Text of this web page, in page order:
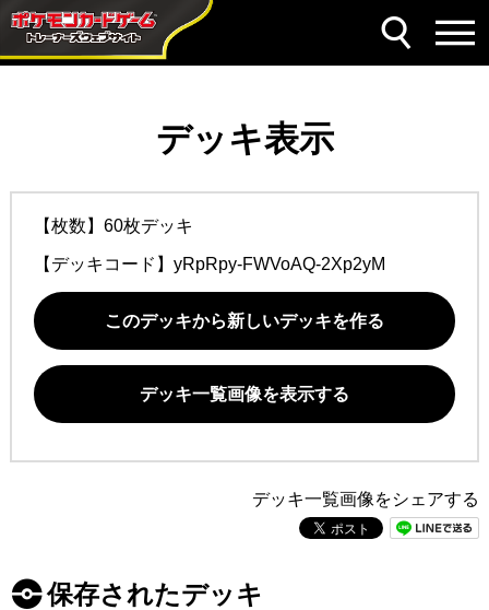
デッキ表示
【枚数】60枚デッキ
【デッキコード】 yRpRpy-FWVoAQ-2Xp2yM
このデッキから新しいデッキを作る
デッキ一覧画像を表示する
デッキ一覧画像をシェアする
保存されたデッキ